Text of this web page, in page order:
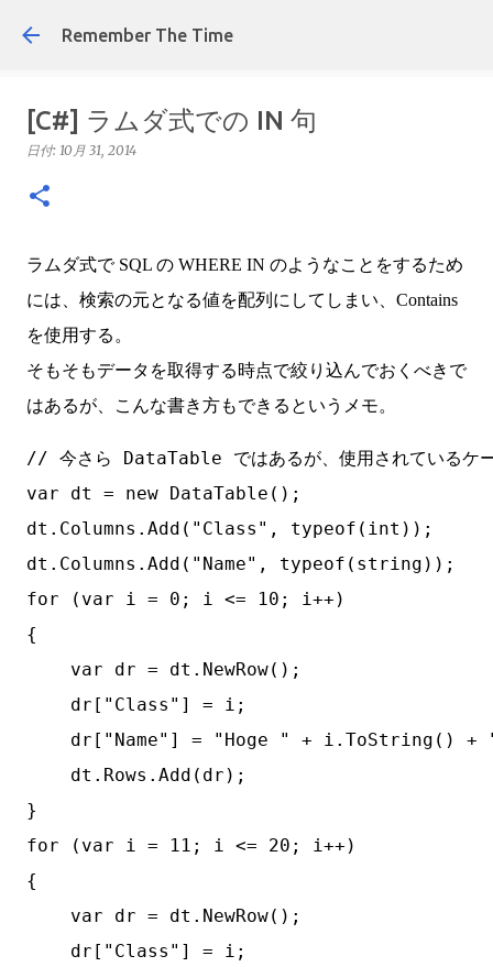
Remember The Time
[C#] ラムダ式での IN 句
日付: 10月 31, 2014
ラムダ式で SQL の WHERE IN のようなことをするため
には、検索の元となる値を配列にしてしまい、Contains
を使用する。
そもそもデータを取得する時点で絞り込んでおくべきで
はあるが、こんな書き方もできるというメモ。
// 今さら DataTable ではあるが、使用されているケ
var dt = new DataTable();
dt.Columns.Add("Class", typeof(int));
dt.Columns.Add("Name", typeof(string));
for (var i = 0; i <= 10; i++)
{
    var dr = dt.NewRow();
    dr["Class"] = i;
dr["Name"] = "Hoge " + i.ToString() +
    dt.Rows.Add(dr);
}
for (var i = 11; i <= 20; i++)
{
    var dr = dt.NewRow();
    dr["Class"] = i;